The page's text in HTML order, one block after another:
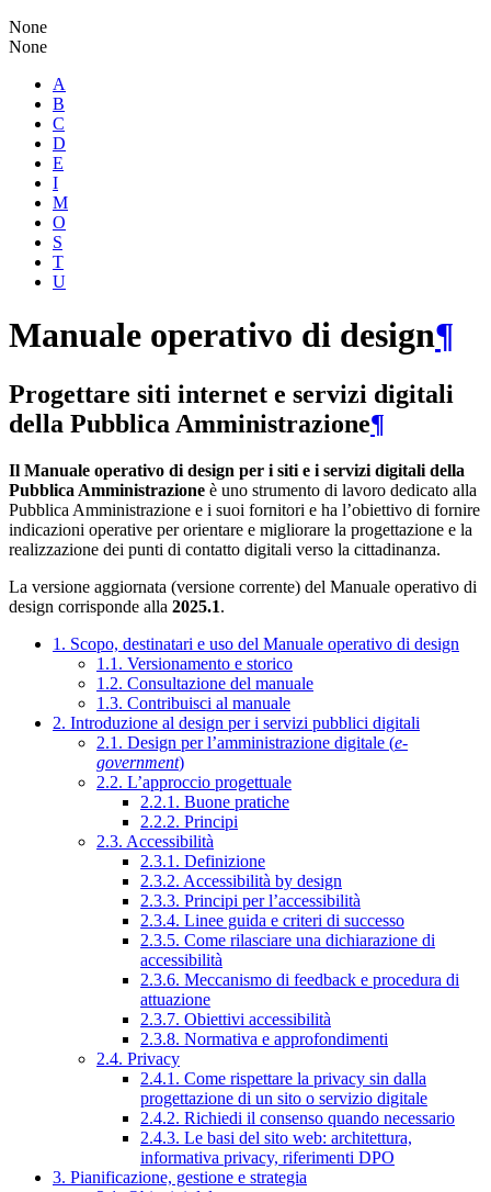
None
None
A
B
C
D
E
I
M
O
S
T
U
Manuale operativo di design¶
Progettare siti internet e servizi digitali
della Pubblica Amministrazione¶
Il Manuale operativo di design per i siti e i servizi digitali della
Pubblica Amministrazione è uno strumento di lavoro dedicato alla
Pubblica Amministrazione e i suoi fornitori e ha l’obiettivo di fornire
indicazioni operative per orientare e migliorare la progettazione e la
realizzazione dei punti di contatto digitali verso la cittadinanza.
La versione aggiornata (versione corrente) del Manuale operativo di
design corrisponde alla 2025.1.
1. Scopo, destinatari e uso del Manuale operativo di design
1.1. Versionamento e storico
1.2. Consultazione del manuale
1.3. Contribuisci al manuale
2. Introduzione al design per i servizi pubblici digitali
2.1. Design per l’amministrazione digitale (e-
government)
2.2. L’approccio progettuale
2.2.1. Buone pratiche
2.2.2. Principi
2.3. Accessibilità
2.3.1. Definizione
2.3.2. Accessibilità by design
2.3.3. Principi per l’accessibilità
2.3.4. Linee guida e criteri di successo
2.3.5. Come rilasciare una dichiarazione di
accessibilità
2.3.6. Meccanismo di feedback e procedura di
attuazione
2.3.7. Obiettivi accessibilità
2.3.8. Normativa e approfondimenti
2.4. Privacy
2.4.1. Come rispettare la privacy sin dalla
progettazione di un sito o servizio digitale
2.4.2. Richiedi il consenso quando necessario
2.4.3. Le basi del sito web: architettura,
informativa privacy, riferimenti DPO
3. Pianificazione, gestione e strategia